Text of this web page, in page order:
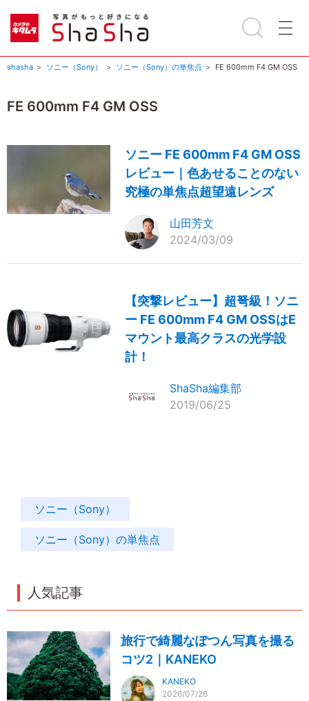
shasha ソニー（Sony） ソニー（Sony）の単焦点 FE 600mm F4 GM OSS
FE 600mm F4 GM OSS
ソニー FE 600mm F4 GM OSS
レビュー｜色あせることのない
究極の単焦点超望遠レンズ
山田芳文
2024/03/09
【突撃レビュー】超弩級！ソニ
ー FE 600mm F4 GM OSSはE
マウント最高クラスの光学設
計！
ShaSha編集部
2019/06/25
ソニー（Sony）
ソニー（Sony）の単焦点
人気記事
旅行で綺麗なぽつん写真を撮る
コツ2｜KANEKO
KANEKO
2026/07/26